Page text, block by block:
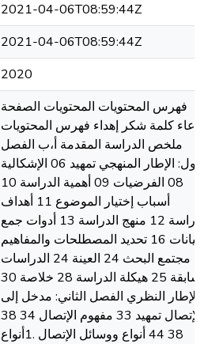
2021-04-06T08:59:44Z
2021-04-06T08:59:44Z
2020
فهرس المحتويات المحتويات الصفحة
دعاء كلمة شكر إهداء فهرس المحتويات
ملخص الدراسة المقدمة أ،ب الفصل
الأول: الإطار المنهجي تمهيد 06 الإشكالية
08 الفرضيات 09 أهمية الدراسة 10
أسباب إختيار الموضوع 11 أهداف
الدراسة 12 منهج الدراسة 13 أدوات جمع
البيانات 16 تحديد المصطلحات والمفاهيم
17 مجتمع البحث 24 العينة 24 الدراسات
السابقة 25 هيكلة الدراسة 28 خلاصة 30
الإطار النظري الفصل الثاني: مدخل إلى
الإتصال تمهيد 33 مفهوم الإتصال 34 38
38 44 أنواع ووسائل الإتصال .1أنواع